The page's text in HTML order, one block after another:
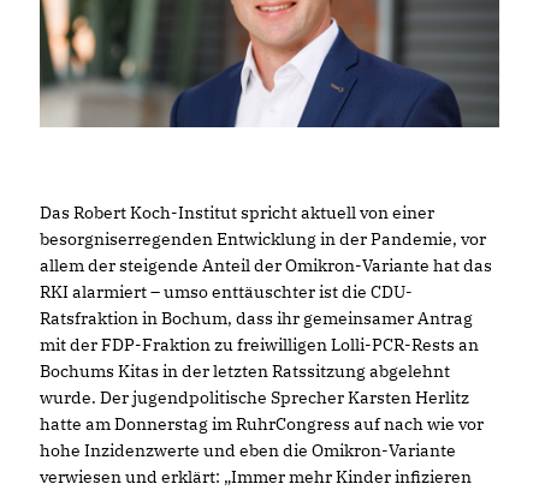
Das Robert Koch-Institut spricht aktuell von einer
besorgniserregenden Entwicklung in der Pandemie, vor
allem der steigende Anteil der Omikron-Variante hat das
RKI alarmiert – umso enttäuschter ist die CDU-
Ratsfraktion in Bochum, dass ihr gemeinsamer Antrag
mit der FDP-Fraktion zu freiwilligen Lolli-PCR-Rests an
Bochums Kitas in der letzten Ratssitzung abgelehnt
wurde. Der jugendpolitische Sprecher Karsten Herlitz
hatte am Donnerstag im RuhrCongress auf nach wie vor
hohe Inzidenzwerte und eben die Omikron-Variante
verwiesen und erklärt: „Immer mehr Kinder infizieren